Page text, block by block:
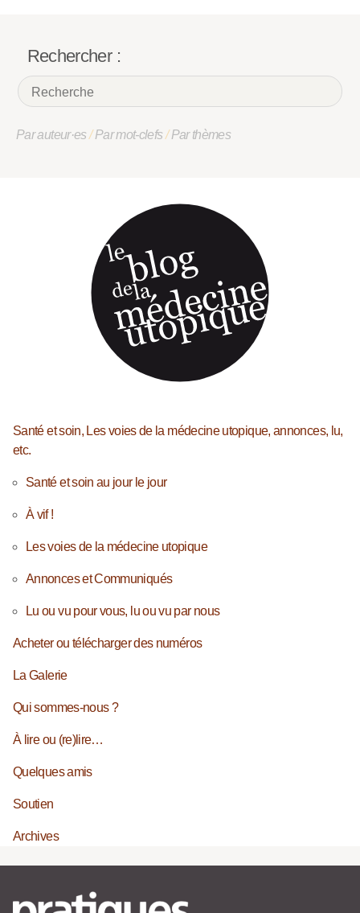
Rechercher :
Par auteur·es/Par mot-clefs/Par thèmes
Santé et soin, Les voies de la médecine utopique, annonces, lu,
etc.
Santé et soin au jour le jour
À vif !
Les voies de la médecine utopique
Annonces et Communiqués
Lu ou vu pour vous, lu ou vu par nous
Acheter ou télécharger des numéros
La Galerie
Qui sommes-nous ?
À lire ou (re)lire…
Quelques amis
Soutien
Archives